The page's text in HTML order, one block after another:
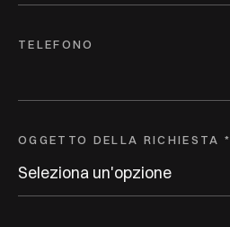
TELEFONO
OGGETTO DELLA RICHIESTA *